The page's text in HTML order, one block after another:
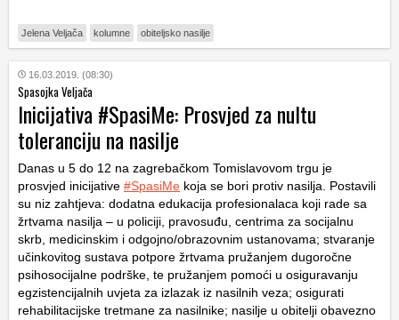
Jelena Veljača kolumne obiteljsko nasilje
16.03.2019. (08:30)
Spasojka Veljača
Inicijativa #SpasiMe: Prosvjed za nultu
toleranciju na nasilje
Danas u 5 do 12 na zagrebačkom Tomislavovom trgu je
prosvjed inicijative #SpasiMe koja se bori protiv nasilja. Postavili
su niz zahtjeva: dodatna edukacija profesionalaca koji rade sa
žrtvama nasilja – u policiji, pravosuđu, centrima za socijalnu
skrb, medicinskim i odgojno/obrazovnim ustanovama; stvaranje
učinkovitog sustava potpore žrtvama pružanjem dugoročne
psihosocijalne podrške, te pružanjem pomoći u osiguravanju
egzistencijalnih uvjeta za izlazak iz nasilnih veza; osigurati
rehabilitacijske tretmane za nasilnike; nasilje u obitelji obavezno